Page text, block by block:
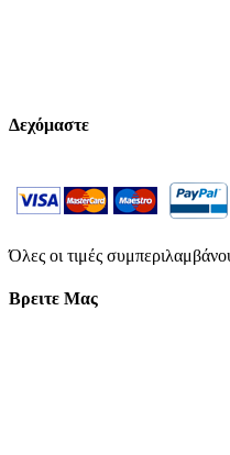
Δεχόμαστε
Όλες οι τιμές
Βρειτε Μας